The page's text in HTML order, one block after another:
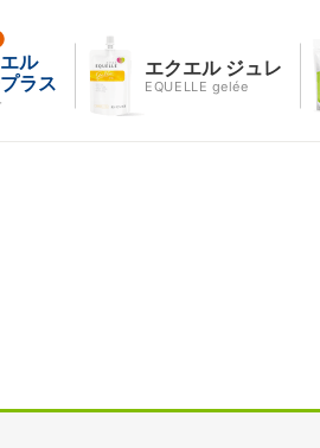
ル
ラス
エクエル ジュレ
EQUELLE gelée